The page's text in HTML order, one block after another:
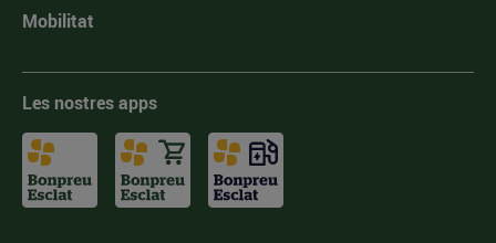
Mobilitat
Les nostres apps